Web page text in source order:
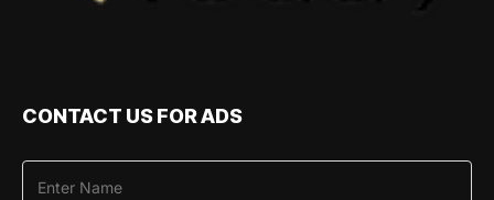
CONTACT US FOR ADS